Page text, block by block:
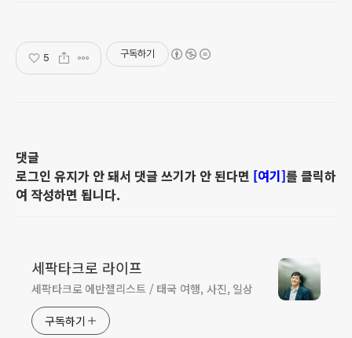
5 구독하기
댓글
로그인 유지가 안 돼서 댓글 쓰기가 안 된다면 [여기]를 클릭하
여 작성하면 됩니다.
세팍타크로 라이프
세팍타크로 에반젤리스트 / 태국 여행, 사진, 일상
구독하기